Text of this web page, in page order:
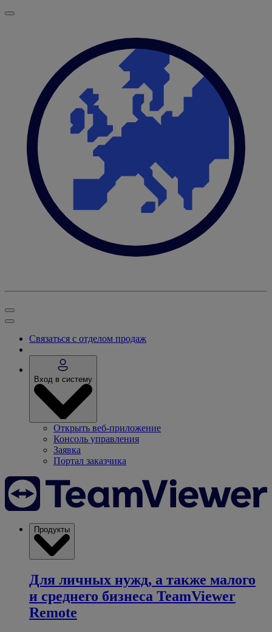
Связаться с отделом продаж
Вход в систему
Открыть веб-приложение
Консоль управления
Заявка
Портал заказчика
Продукты
Для личных нужд, а также малого
и среднего бизнеса TeamViewer
Remote